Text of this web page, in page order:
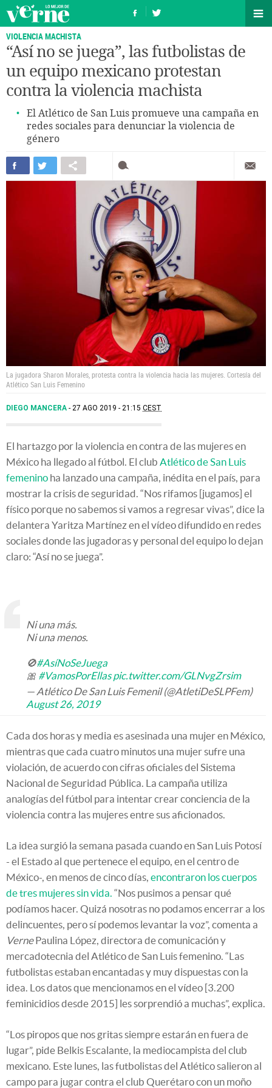
VIOLENCIA MACHISTA
“Así no se juega”, las futbolistas de
un equipo mexicano protestan
contra la violencia machista
El Atlético de San Luis promueve una campaña en
redes sociales para denunciar la violencia de
género
La jugadora Sharon Morales, protesta contra la violencia hacia las mujeres. Cortesía del
Atlético San Luis Femenino
DIEGO MANCERA 27 AGO 2019 - 21:15 CEST
El hartazgo por la violencia en contra de las mujeres en
México ha llegado al fútbol. El club Atlético de San Luis
femenino ha lanzado una campaña, inédita en el país, para
mostrar la crisis de seguridad. “Nos rifamos [jugamos] el
físico porque no sabemos si vamos a regresar vivas”, dice la
delantera Yaritza Martínez en el vídeo difundido en redes
sociales donde las jugadoras y personal del equipo lo dejan
claro: “Así no se juega”.
Ni una más.
Ni una menos.
🚫#AsíNoSeJuega
🎀 #VamosPorEllas pic.twitter.com/GLNvgZrsim
— Atlético De San Luis Femenil (@AtletiDeSLPFem)
August 26, 2019
Cada dos horas y media es asesinada una mujer en México,
mientras que cada cuatro minutos una mujer sufre una
violación, de acuerdo con cifras oficiales del Sistema
Nacional de Seguridad Pública. La campaña utiliza
analogías del fútbol para intentar crear conciencia de la
violencia contra las mujeres entre sus aficionados.
La idea surgió la semana pasada cuando en San Luis Potosí
- el Estado al que pertenece el equipo, en el centro de
México-, en menos de cinco días, encontraron los cuerpos
de tres mujeres sin vida. “Nos pusimos a pensar qué
podíamos hacer. Quizá nosotras no podamos encerrar a los
delincuentes, pero sí podemos levantar la voz”, comenta a
VernePaulina López, directora de comunicación y
mercadotecnia del Atlético de San Luis femenino. “Las
futbolistas estaban encantadas y muy dispuestas con la
idea. Los datos que mencionamos en el vídeo [3.200
feminicidios desde 2015] les sorprendió a muchas”, explica.
“Los piropos que nos gritas siempre estarán en fuera de
lugar”, pide Belkis Escalante, la mediocampista del club
mexicano. Este lunes, las futbolistas del Atlético salieron al
campo para jugar contra el club Querétaro con un moño